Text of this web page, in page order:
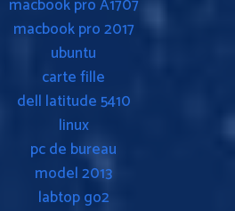
macbook pro A1707
macbook pro 2017
ubuntu
carte fille
dell latitude 5410
linux
pc de bureau
model 2013
labtop go2